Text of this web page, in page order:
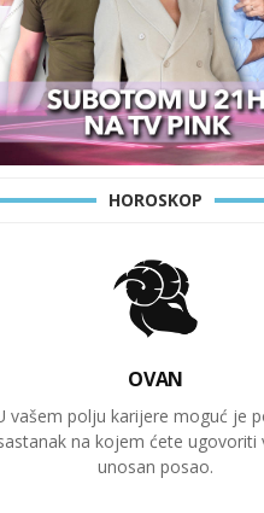
HOROSKOP
OVAN
vašem polju karijere moguć je
na kojem ćete ugovoriti
unosan posao.